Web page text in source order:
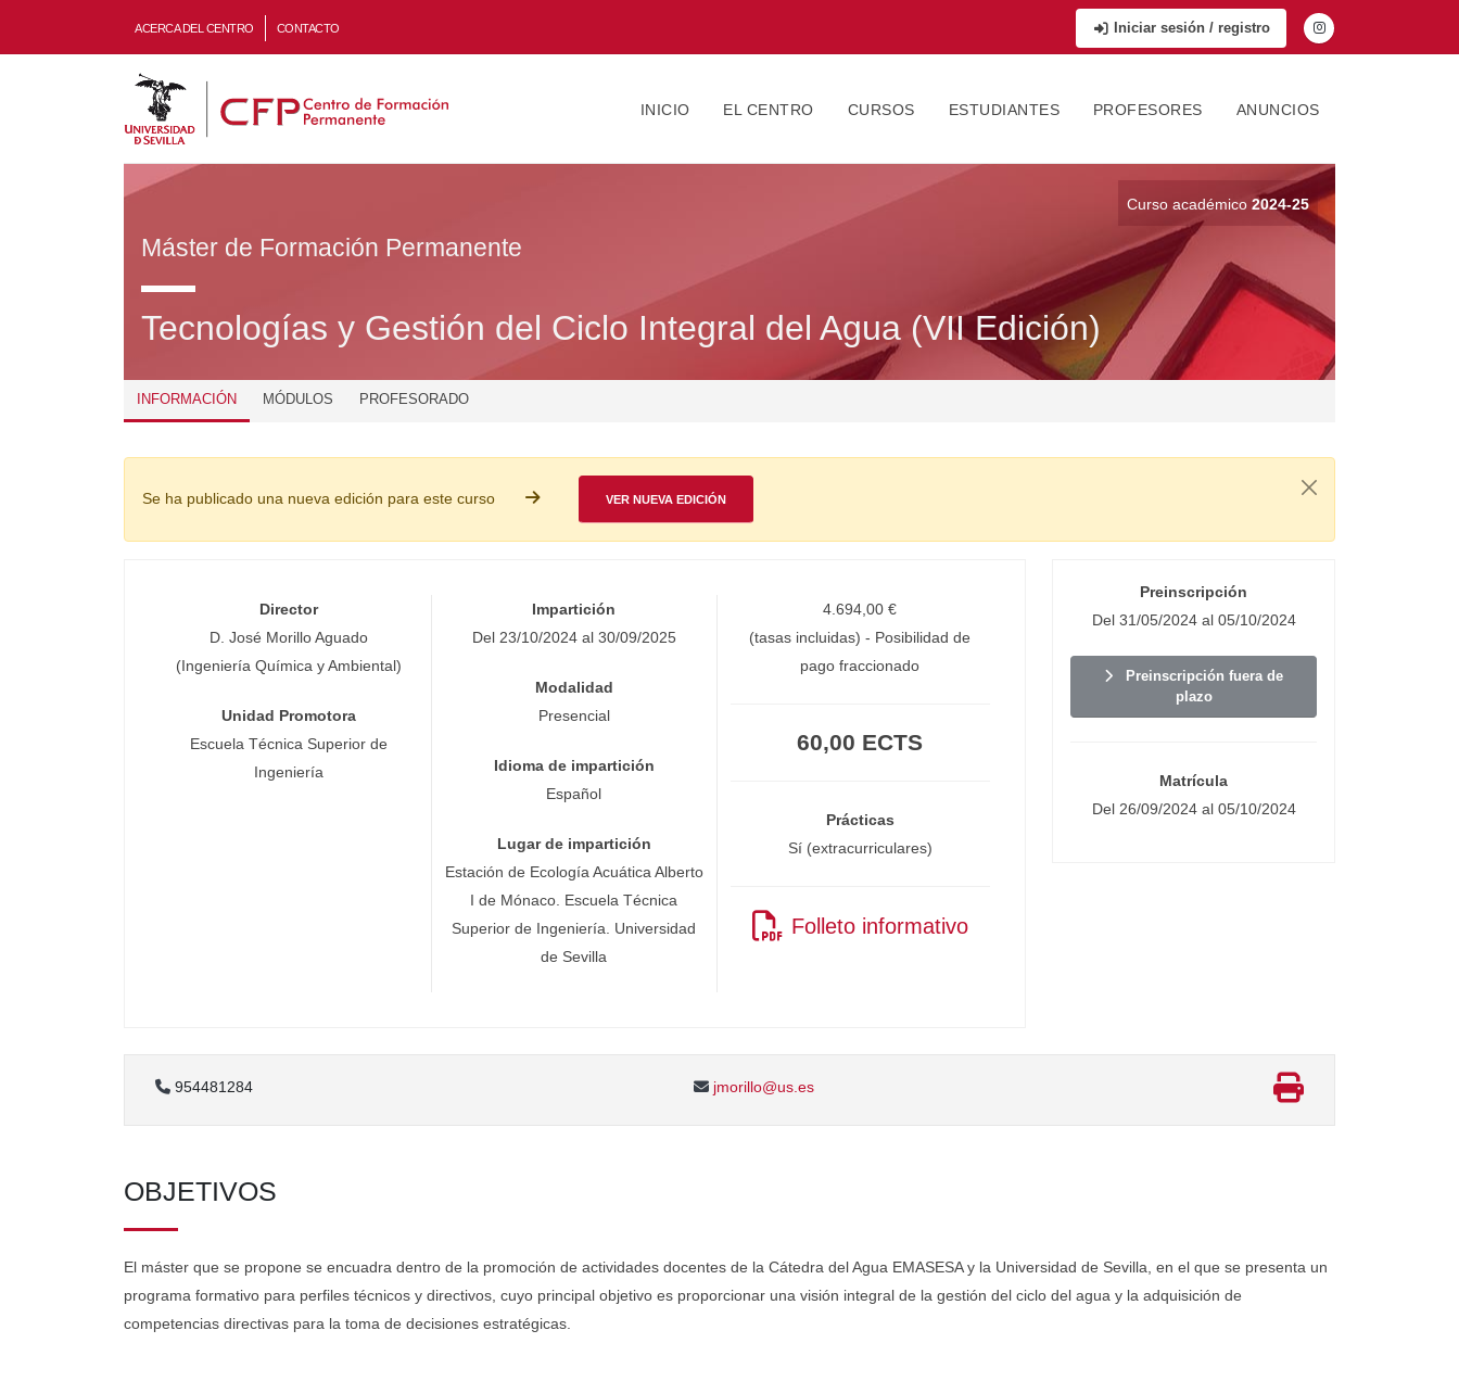
ACERCA DEL CENTRO CONTACTO Iniciar sesión / registro
INICIO EL CENTRO CURSOS ESTUDIANTES PROFESORES ANUNCIOS
Curso académico 2024-25
Máster de Formación Permanente
Tecnologías y Gestión del Ciclo Integral del Agua (VII Edición)
INFORMACIÓN MÓDULOS PROFESORADO
Se ha publicado una nueva edición para este curso VER NUEVA EDICIÓN
Director
D. José Morillo Aguado
(Ingeniería Química y Ambiental)
Unidad Promotora
Escuela Técnica Superior de
Ingeniería
Impartición
Del 23/10/2024 al 30/09/2025
Modalidad
Presencial
Idioma de impartición
Español
Lugar de impartición
Estación de Ecología Acuática Alberto
I de Mónaco. Escuela Técnica
Superior de Ingeniería. Universidad
de Sevilla
4.694,00 €
(tasas incluidas) - Posibilidad de
pago fraccionado
60,00 ECTS
Prácticas
Sí (extracurriculares)
Folleto informativo
Preinscripción
Del 31/05/2024 al 05/10/2024
Preinscripción fuera de
plazo
Matrícula
Del 26/09/2024 al 05/10/2024
954481284 jmorillo@us.es
OBJETIVOS
El máster que se propone se encuadra dentro de la promoción de actividades docentes de la Cátedra del Agua EMASESA y la Universidad de Sevilla, en el que se presenta un
programa formativo para perfiles técnicos y directivos, cuyo principal objetivo es proporcionar una visión integral de la gestión del ciclo del agua y la adquisición de
competencias directivas para la toma de decisiones estratégicas.